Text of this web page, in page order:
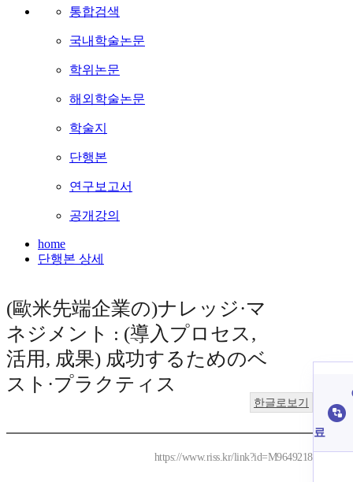
통합검색
국내학술논문
학위논문
해외학술논문
학술지
단행본
연구보고서
공개강의
home
단행본 상세
(歐米先端企業の)ナレッジ·マ
ネジメント : (導入プロセス,
活用, 成果) 成功するためのベ
スト·プラクティス
한글로보기
https://www.riss.kr/link?id=M9649218
료